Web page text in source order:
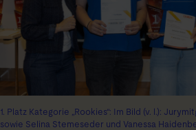
1. Platz Kategorie „Rookies“: Im Bild (v. l.):
sowie Selina Stemeseder und Vanessa